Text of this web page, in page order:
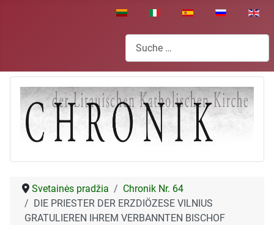
Sprache auswählen
Suchen
Svetainės pradžia
Chronik Nr. 64
DIE PRIESTER DER ERZDIÖZESE VILNIUS
GRATULIEREN IHREM VERBANNTEN BISCHOF